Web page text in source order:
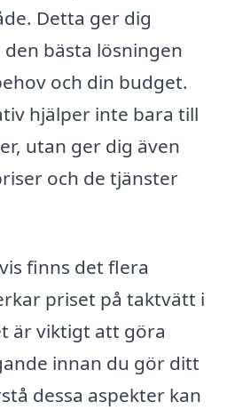
Detta ger dig
bästa lösningen
och din budget.
hjälper inte bara till
utan ger dig även
och de tjänster
finns det flera
priset på taktvätt i
är viktigt att göra
innan du gör ditt
dessa aspekter kan